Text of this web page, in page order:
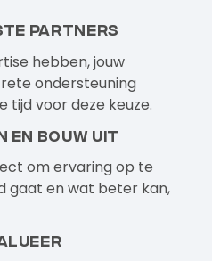
partners
hebben, jouw
ondersteuning
tijd voor deze keuze.
en bouw uit
om ervaring op te
gaat en wat beter kan,